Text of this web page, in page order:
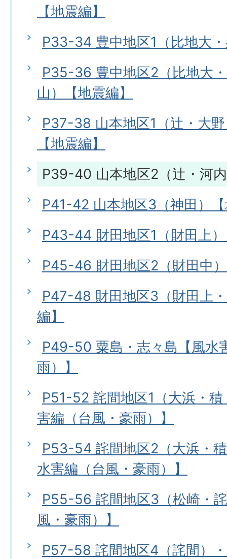
【地震編】
P33-34 豊中地区1（比地大
P35-36 豊中地区2（比地大
山）【地震編】
P37-38 山本地区1（辻・大
【地震編】
P39-40 山本地区2（辻・河
P41-42 山本地区3（神田）
P43-44 財田地区1（財田上
P45-46 財田地区2（財田中
P47-48 財田地区3（財田上
編】
P49-50 粟島・志々島【風水
雨）】
P51-52 詫間地区1（大浜・
害編（台風・豪雨）】
P53-54 詫間地区2（大浜・
水害編（台風・豪雨）】
P55-56 詫間地区3（松崎・
風・豪雨）】
P57-58 詫間地区4（詫間）